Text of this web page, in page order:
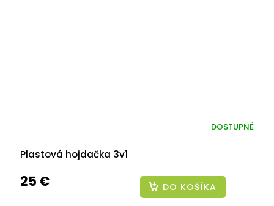
Plastová hojdačka 3v1
DOSTUPNÉ
25 € DO KOŠÍKA